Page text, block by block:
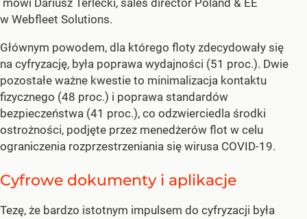
mówi Dariusz Terlecki, sales director Poland & EE
w Webfleet Solutions.
Głównym powodem, dla którego floty zdecydowały się
na cyfryzację, była poprawa wydajności (51 proc.). Dwie
pozostałe ważne kwestie to minimalizacja kontaktu
fizycznego (48 proc.) i poprawa standardów
bezpieczeństwa (41 proc.), co odzwierciedla środki
ostrożności, podjęte przez menedżerów flot w celu
ograniczenia rozprzestrzeniania się wirusa COVID-19.
Cyfrowe dokumenty i aplikacje
Tezę, że bardzo istotnym impulsem do cyfryzacji była